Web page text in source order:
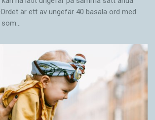
är ett av ungefär 40 basala ord med
som…